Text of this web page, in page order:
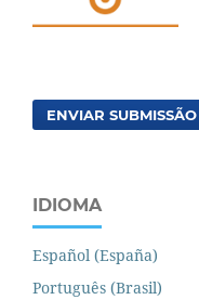
ENVIAR SUBMISSÃO
IDIOMA
Español (España)
Português (Brasil)